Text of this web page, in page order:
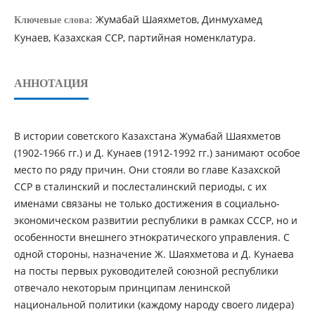
Ключевые слова: Жумабай Шаяхметов, Динмухамед
Кунаев, Казахская ССР, партийная номенклатура.
АННОТАЦИЯ
В истории советского Казахстана Жумабай Шаяхметов
(1902-1966 гг.) и Д. Кунаев (1912-1992 гг.) занимают особое
место по ряду причин. Они стояли во главе Казахской
ССР в сталинский и послесталинский периоды, с их
именами связаны не только достижения в социально-
экономическом развитии республики в рамках СССР, но и
особенности внешнего этнократического управления. С
одной стороны, назначение Ж. Шаяхметова и Д. Кунаева
на посты первых руководителей союзной республики
отвечало некоторым принципам ленинской
национальной политики (каждому народу своего лидера)